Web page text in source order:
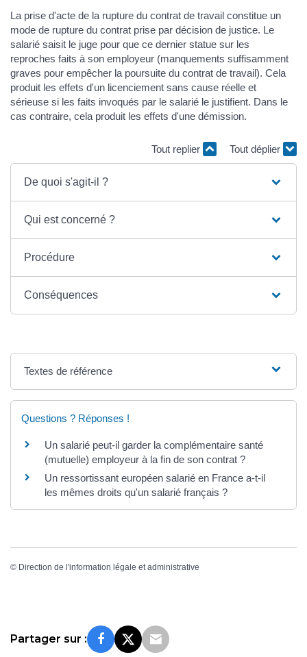
La prise d'acte de la rupture du contrat de travail constitue un
mode de rupture du contrat prise par décision de justice. Le
salarié saisit le juge pour que ce dernier statue sur les
reproches faits à son employeur (manquements suffisamment
graves pour empêcher la poursuite du contrat de travail). Cela
produit les effets d'un licenciement sans cause réelle et
sérieuse si les faits invoqués par le salarié le justifient. Dans le
cas contraire, cela produit les effets d'une démission.
Tout replier Tout déplier
De quoi s'agit-il ?
Qui est concerné ?
Procédure
Conséquences
Textes de référence
Questions ? Réponses !
Un salarié peut-il garder la complémentaire santé
(mutuelle) employeur à la fin de son contrat ?
Un ressortissant européen salarié en France a-t-il
les mêmes droits qu'un salarié français ?
© Direction de l'information légale et administrative
Partager sur :